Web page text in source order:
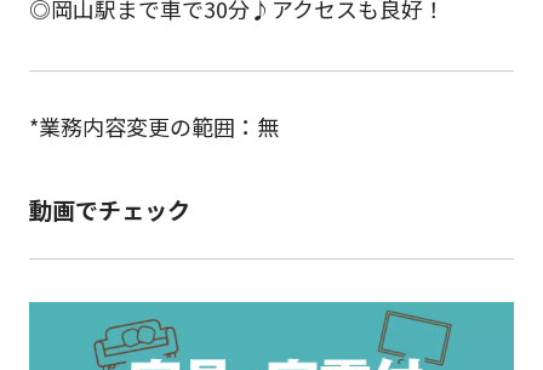
◎岡山駅まで車で30分♪アクセスも良好！
*業務内容変更の範囲：無
動画でチェック